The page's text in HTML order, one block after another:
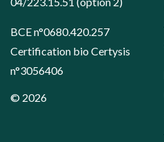
BCE n°0680.420.257
Certification bio Certysis
n°3056406
© 2026